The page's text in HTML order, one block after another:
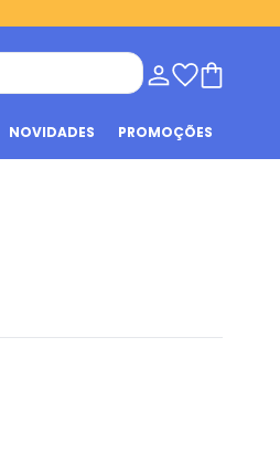
NOVIDADES PROMOÇÕES